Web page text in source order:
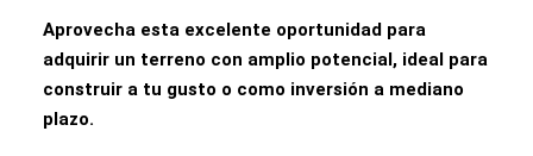
Aprovecha esta excelente oportunidad para
adquirir un terreno con amplio potencial, ideal para
construir a tu gusto o como inversión a mediano
plazo.